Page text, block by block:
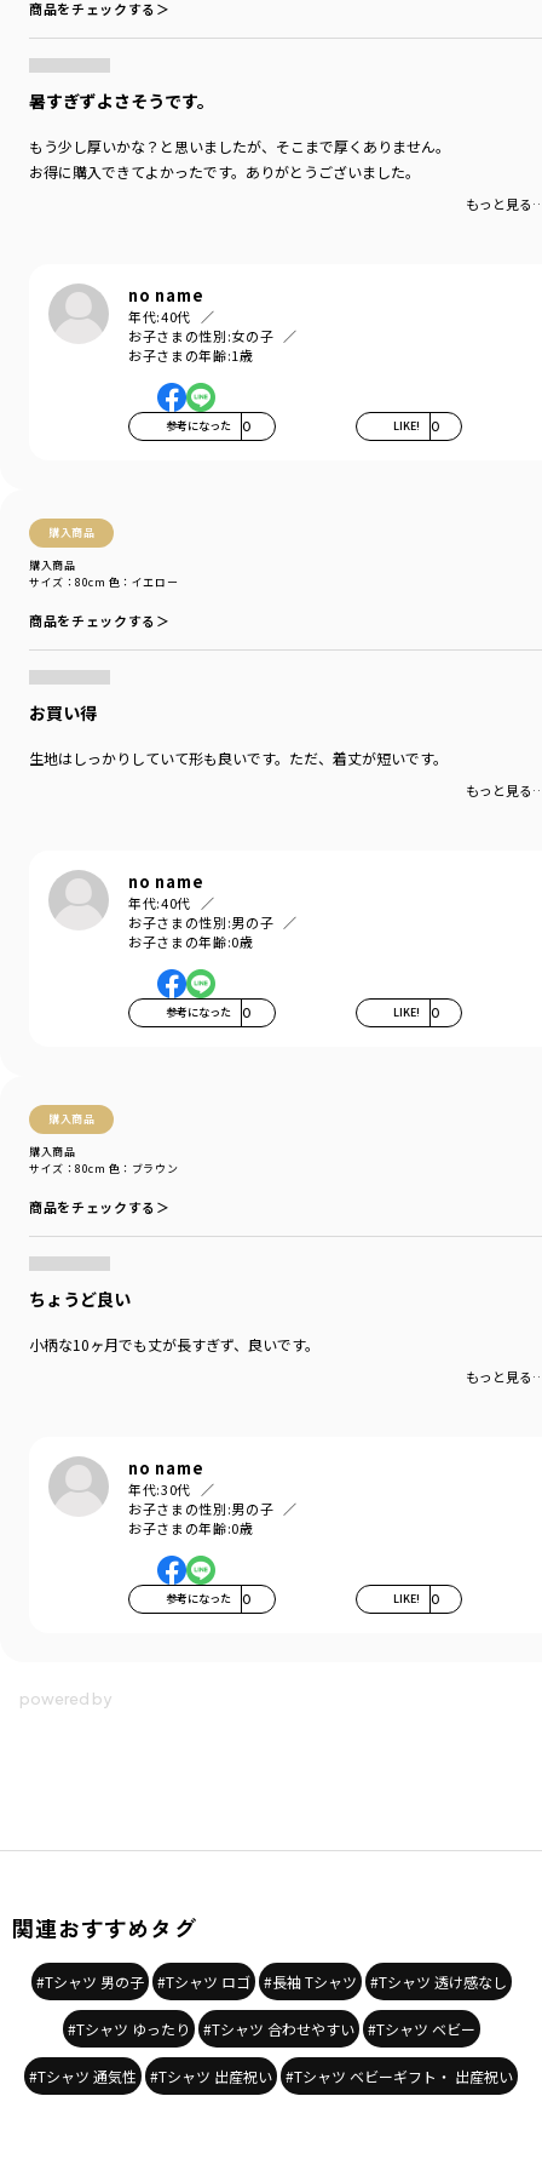
商品をチェックする＞
暑すぎずよさそうです。
もう少し厚いかな？と思いましたが、そこまで厚くありません。
お得に購入できてよかったです。ありがとうございました。
もっと見る
no name
年代:40代
お子さまの性別:女の子
お子さまの年齢:1歳
参考になった 0 LIKE! 0
購入商品
購入商品
サイズ：80cm 色：イエロー
商品をチェックする＞
お買い得
生地はしっかりしていて形も良いです。ただ、着丈が短いです。
もっと見る
no name
年代:40代
お子さまの性別:男の子
お子さまの年齢:0歳
参考になった 0 LIKE! 0
購入商品
購入商品
サイズ：80cm 色：ブラウン
商品をチェックする＞
ちょうど良い
小柄な10ヶ月でも丈が長すぎず、良いです。
もっと見る
no name
年代:30代
お子さまの性別:男の子
お子さまの年齢:0歳
参考になった 0 LIKE! 0
伸縮性：あり
裏地：なし
ブランド
カテゴリ
／ ベビーウェア>その他ベビー
カラー
／ブラウン
関連おすすめタグ
#Tシャツ 男の子 #Tシャツ ロゴ #長袖 Tシャツ #Tシャツ 透け感なし
#Tシャツ ゆったり #Tシャツ 合わせやすい #Tシャツ ベビー
#Tシャツ 通気性 #Tシャツ 出産祝い #Tシャツ ベビーギフト・ 出産祝い